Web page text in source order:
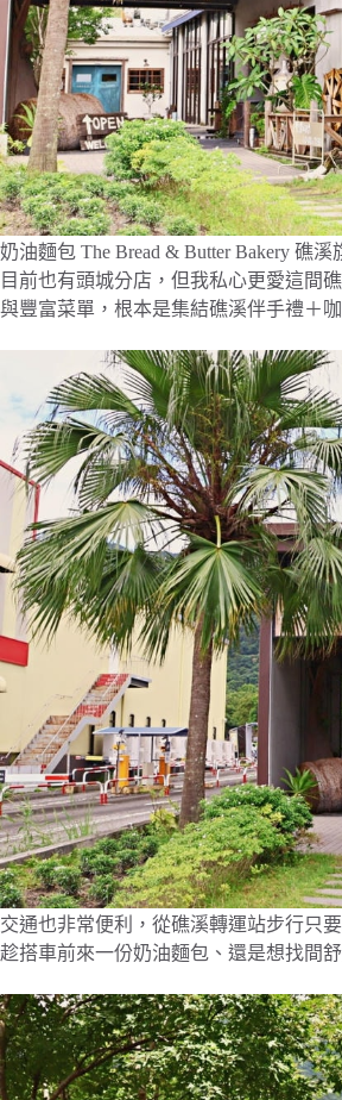
奶油麵包 The Bread & Butter Bakery 礁
目前也有頭城分店，但我私心更愛這間
與豐富菜單，根本是集結礁溪伴手禮＋
交通也非常便利，從礁溪轉運站步行只
趁搭車前來一份奶油麵包、還是想找間